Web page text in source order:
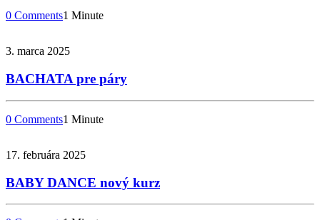
0 Comments1 Minute
3. marca 2025
BACHATA pre páry
0 Comments1 Minute
17. februára 2025
BABY DANCE nový kurz